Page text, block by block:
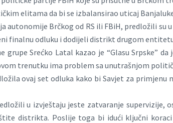
elitama da bi se izbalansirao uticaj
autonomije Brčkog od RS ili FBiH, predložili su
finalnu odluku i dodijeli distrikt drugom
grupe Srećko Latal kazao je “Glasu Srpske”
trenutku ima problem sa unutrašnjom
ovaj set odluka kako bi Savjet za primjenu
u izvještaju jeste zatvaranje supervizije,
distrikta. Poslije toga bi idući ključni